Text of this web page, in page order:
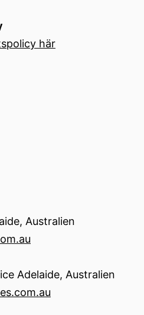
här
Australien
Adelaide, Australien